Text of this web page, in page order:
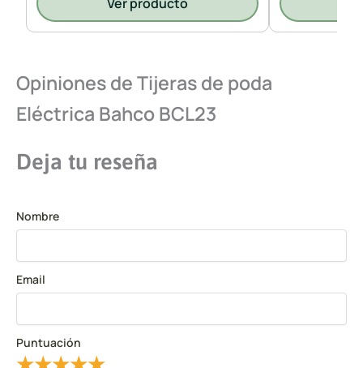
Ver producto
Opiniones de Tijeras de poda
Eléctrica Bahco BCL23
Deja tu reseña
Nombre
Email
Puntuación